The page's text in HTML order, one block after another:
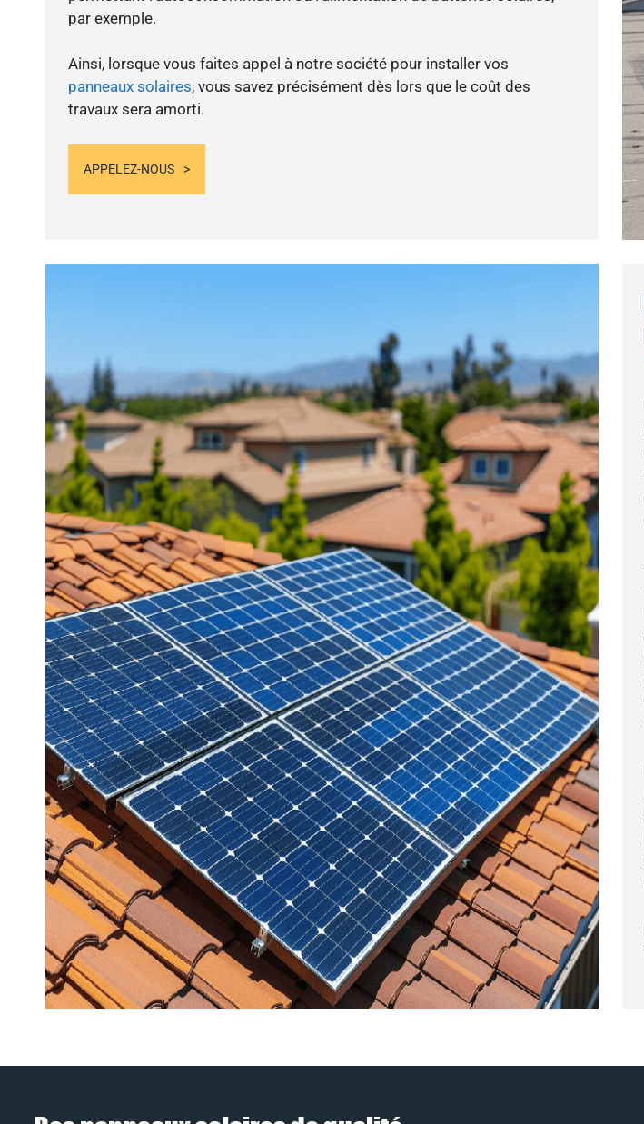
par exemple.
Ainsi, lorsque vous faites appel à notre société pour installer vos
panneaux solaires, vous savez précisément dès lors que le coût des
travaux sera amorti.
APPELEZ-NOUS